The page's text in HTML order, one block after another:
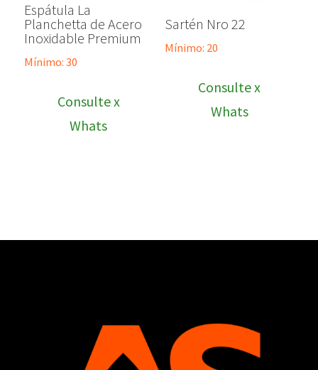
Espátula La
Planchetta de Acero
Inoxidable Premium
Mínimo: 30
Consulte x
Whats
Sartén Nro 22
Mínimo: 20
Consulte x
Whats